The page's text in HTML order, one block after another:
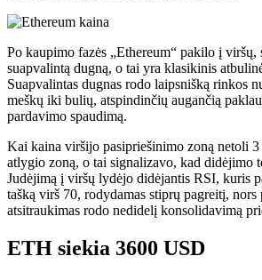
Po kaupimo fazės „Ethereum“ pakilo į viršų,
suapvalintą dugną, o tai yra klasikinis
Suapvalintas dugnas rodo laipsnišką rinkos
meškų iki bulių, atspindinčių augančią
pardavimo spaudimą.
Kai kaina viršijo pasipriešinimo zoną netoli
atlygio zoną, o tai signalizavo, kad didėjimo
Judėjimą į viršų lydėjo didėjantis RSI, kuris
tašką virš 70, rodydamas stiprų pagreitį, nors
atsitraukimas rodo nedidelį konsolidavimą
ETH siekia 3600 USD